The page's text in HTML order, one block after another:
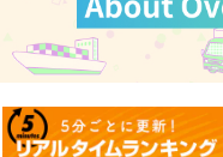
株式投資部へようこ
そ！(8)
East Cafeteria
550円 （税込）